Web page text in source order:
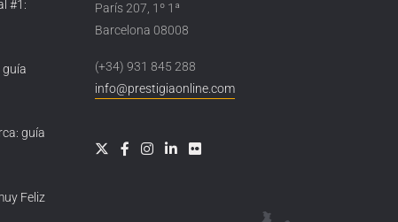
#1:
guía
guía
Feliz
París 207, 1º 1ª
Barcelona 08008
(+34) 931 845 288
info@prestigiaonline.com